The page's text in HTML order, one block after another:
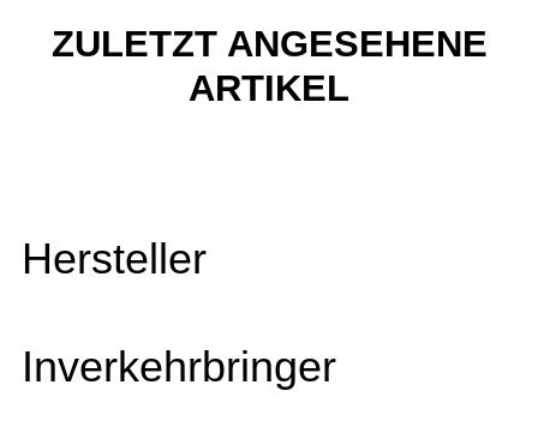
ZULETZT ANGESEHENE
ARTIKEL
Hersteller
Inverkehrbringer